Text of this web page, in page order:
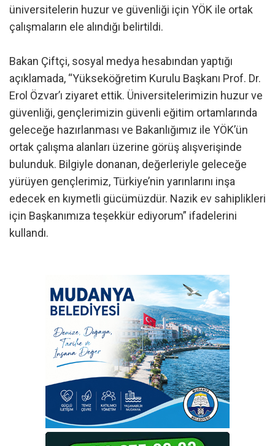
üniversitelerin huzur ve güvenliği için YÖK ile ortak
çalışmaların ele alındığı belirtildi.
Bakan Çiftçi, sosyal medya hesabından yaptığı
açıklamada, “Yükseköğretim Kurulu Başkanı Prof. Dr.
Erol Özvar’ı ziyaret ettik. Üniversitelerimizin huzur ve
güvenliği, gençlerimizin güvenli eğitim ortamlarında
geleceğe hazırlanması ve Bakanlığımız ile YÖK’ün
ortak çalışma alanları üzerine görüş alışverişinde
bulunduk. Bilgiyle donanan, değerleriyle geleceğe
yürüyen gençlerimiz, Türkiye’nin yarınlarını inşa
edecek en kıymetli gücümüzdür. Nazik ev sahiplikleri
için Başkanımıza teşekkür ediyorum” ifadelerini
kullandı.